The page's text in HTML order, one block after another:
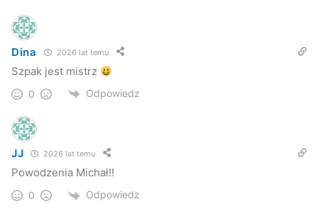
Dina 2026 lat temu
Szpak jest mistrz
0 Odpowiedz
JJ 2026 lat temu
Powodzenia Michał!!
0 Odpowiedz